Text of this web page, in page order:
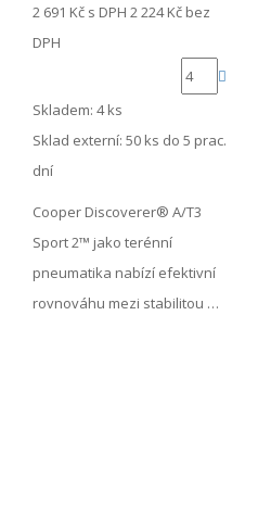
2 691 Kč s DPH 2 224 Kč bez
DPH
Skladem: 4 ks
Sklad externí: 50 ks do 5 prac.
dní
Cooper Discoverer® A/T3
Sport 2™ jako terénní
pneumatika nabízí efektivní
rovnováhu mezi stabilitou …